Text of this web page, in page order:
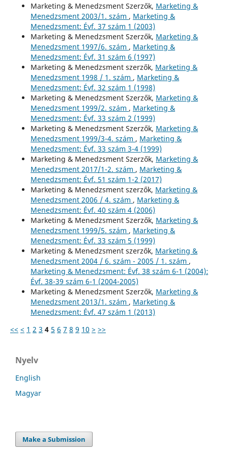
Marketing & Menedzsment Szerzők, Marketing &
Menedzsment 2003/1. szám , Marketing &
Menedzsment: Évf. 37 szám 1 (2003)
Marketing & Menedzsment Szerzők, Marketing &
Menedzsment 1997/6. szám , Marketing &
Menedzsment: Évf. 31 szám 6 (1997)
Marketing & Menedzsment szerzők, Marketing &
Menedzsment 1998 / 1. szám , Marketing &
Menedzsment: Évf. 32 szám 1 (1998)
Marketing & Menedzsment Szerzők, Marketing &
Menedzsment 1999/2. szám , Marketing &
Menedzsment: Évf. 33 szám 2 (1999)
Marketing & Menedzsment Szerzők, Marketing &
Menedzsment 1999/3-4. szám , Marketing &
Menedzsment: Évf. 33 szám 3-4 (1999)
Marketing & Menedzsment Szerzők, Marketing &
Menedzsment 2017/1-2. szám , Marketing &
Menedzsment: Évf. 51 szám 1-2 (2017)
Marketing & Menedzsment szerzők, Marketing &
Menedzsment 2006 / 4. szám , Marketing &
Menedzsment: Évf. 40 szám 4 (2006)
Marketing & Menedzsment Szerzők, Marketing &
Menedzsment 1999/5. szám , Marketing &
Menedzsment: Évf. 33 szám 5 (1999)
Marketing & Menedzsment szerzők, Marketing &
Menedzsment 2004 / 6. szám - 2005 / 1. szám ,
Marketing & Menedzsment: Évf. 38 szám 6-1 (2004):
Évf. 38-39 szám 6-1 (2004-2005)
Marketing & Menedzsment Szerzők, Marketing &
Menedzsment 2013/1. szám , Marketing &
Menedzsment: Évf. 47 szám 1 (2013)
<< < 1 2 3 4 5 6 7 8 9 10 > >>
Nyelv
English
Magyar
Make a Submission